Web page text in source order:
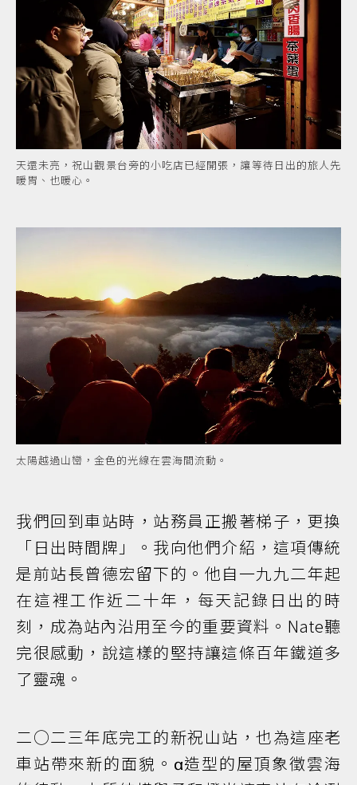
天還未亮，祝山觀景台旁的小吃店已經開張，讓等待日出的旅人先
暖胃、也暖心。
太陽越過山巒，金色的光線在雲海間流動。
我們回到車站時，站務員正搬著梯子，更換
「日出時間牌」。我向他們介紹，這項傳統
是前站長曾德宏留下的。他自一九九二年起
在這裡工作近二十年，每天記錄日出的時
刻，成為站內沿用至今的重要資料。Nate聽
完很感動，說這樣的堅持讓這條百年鐵道多
了靈魂。
二○二三年底完工的新祝山站，也為這座老
車站帶來新的面貌。α造型的屋頂象徵雲海